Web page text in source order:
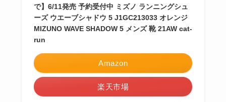
で】6/11発売 予約受付中 ミズノ ランニングシュ
ーズ ウエーブシャドウ 5 J1GC213033 オレンジ
MIZUNO WAVE SHADOW 5 メンズ 靴 21AW cat-
run
Amazon
楽天市場